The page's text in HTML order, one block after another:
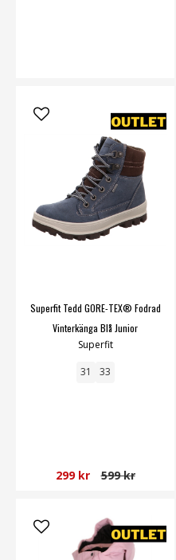
Superfit Tedd GORE-TEX® Fodrad
Vinterkänga Blå Junior
Superfit
31 33
299 kr 599 kr